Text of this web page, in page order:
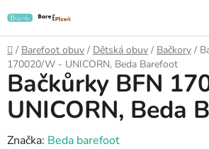
na
obsah
Domů
/ Barefoot obuv / Dětská obuv / Bačkory /
170020/W - UNICORN, Beda Barefoot
Bačkůrky BFN
UNICORN, Beda
Značka: Beda barefoot